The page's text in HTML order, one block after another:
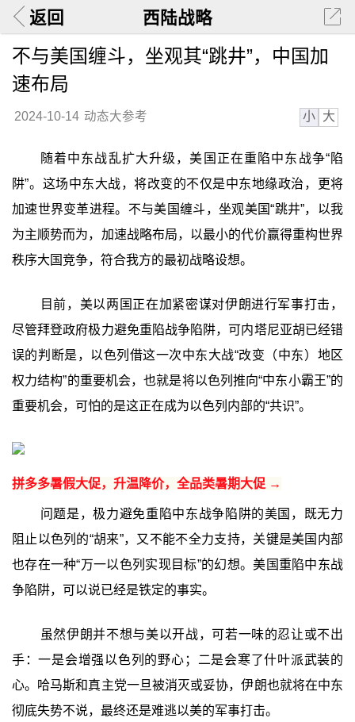
返回 西陆战略
不与美国缠斗，坐观其“跳井”，中国加
速布局
2024-10-14 动态大参考 小 大
随着中东战乱扩大升级，美国正在重陷中东战争“陷
阱”。这场中东大战，将改变的不仅是中东地缘政治，更将
加速世界变革进程。不与美国缠斗，坐观美国“跳井”，以我
为主顺势而为，加速战略布局，以最小的代价赢得重构世界
秩序大国竞争，符合我方的最初战略设想。
目前，美以两国正在加紧密谋对伊朗进行军事打击，
尽管拜登政府极力避免重陷战争陷阱，可内塔尼亚胡已经错
误的判断是，以色列借这一次中东大战“改变（中东）地区
权力结构”的重要机会，也就是将以色列推向“中东小霸王”的
重要机会，可怕的是这正在成为以色列内部的“共识”。
拼多多暑假大促，升温降价，全品类暑期大促 →
问题是，极力避免重陷中东战争陷阱的美国，既无力
阻止以色列的“胡来”，又不能不全力支持，关键是美国内部
也存在一种“万一以色列实现目标”的幻想。美国重陷中东战
争陷阱，可以说已经是铁定的事实。
虽然伊朗并不想与美以开战，可若一味的忍让或不出
手：一是会增强以色列的野心；二是会寒了什叶派武装的
心。哈马斯和真主党一旦被消灭或妥协，伊朗也就将在中东
彻底失势不说，最终还是难逃以美的军事打击。